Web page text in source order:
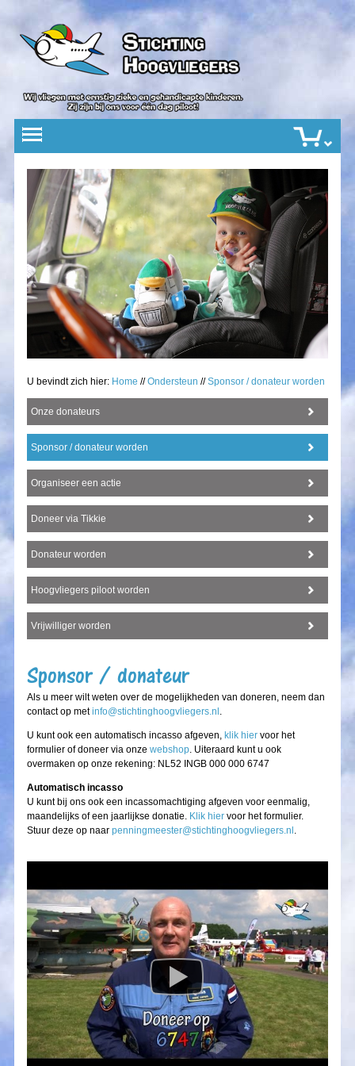
U bevindt zich hier: Home //Ondersteun //Sponsor / donateur worden
Onze donateurs
Sponsor / donateur worden
Organiseer een actie
Doneer via Tikkie
Donateur worden
Hoogvliegers piloot worden
Vrijwilliger worden
Sponsor / donateur
Als u meer wilt weten over de mogelijkheden van doneren, neem dan
contact op metinfo@stichtinghoogvliegers.nl
U kunt ook een automatisch incasso afgeven,klik hier voor het
formulier of doneer via onzewebshop . Uiteraard kunt u ook
overmaken op onze rekening: NL52 INGB 000 000 6747
Automatisch incasso
U kunt bij ons ook een incassomachtiging afgeven voor eenmalig,
maandelijks of een jaarlijkse donatie. Klik hier voor het formulier.
Stuur deze op naarpenningmeester@stichtinghoogvliegers.nl